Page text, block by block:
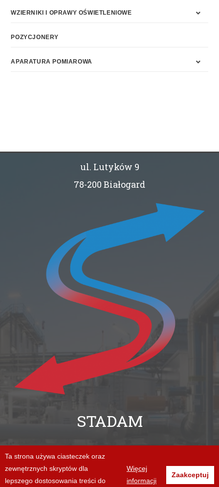
Ta strona używa ciasteczek oraz
zewnętrznych skryptów dla
lepszego dostosowania treści do
Więcej
informacji
Zaakceptuj
WZIERNIKI I OPRAWY OŚWIETLENIOWE
POZYCJONERY
APARATURA POMIAROWA
ul. Lutyków 9
78-200 Białogard
STADAM
+48 94 312 06 86
biuro@stadam.pl